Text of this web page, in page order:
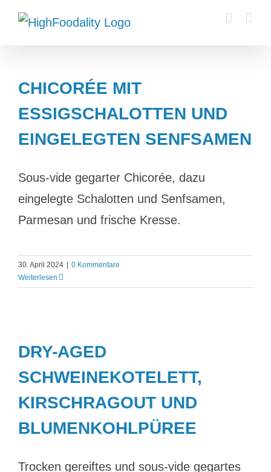
Zum
Inhalt
CHICORÉE MIT
ESSIGSCHALOTTEN UND
EINGELEGTEN SENFSAMEN
Sous-vide gegarter Chicorée, dazu
eingelegte Schalotten und Senfsamen,
Parmesan und frische Kresse.
30. April 2024
0 Kommentare
Weiterlesen
DRY-AGED
SCHWEINEKOTELETT,
KIRSCHRAGOUT UND
BLUMENKOHLPÜREE
Trocken gereiftes und sous-vide gegartes